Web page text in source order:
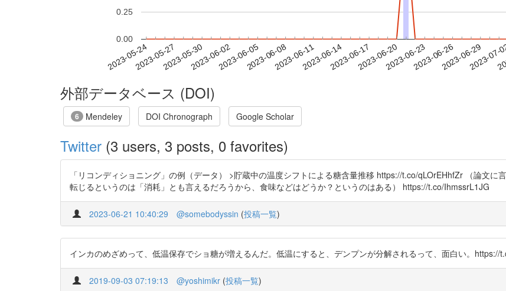
2023-05-242023-05-272023-05-302023-06-022023-06-052023-06-082023-06-112023-06-142023-06-172023-06-202023-06-232023-06-262023-06-29
2023-
0.00
0.25
外部データベース (DOI)
6 Mendeley DOI Chronograph Google Scholar
Twitter (3 users, 3 posts, 0 favorites)
「リコンディショニング」の例（データ） >貯蔵中の温度シフトによる糖含量推移 https://t.co/qLOrEHhfZr （論文
転じるというのは「消耗」とも言えるだろうから、食味などはどうか？というのはある） https://t.co/IhmssrL1JG
2023-06-21 10:40:29 @somebodyssin (投稿一覧)
インカのめざめって、低温保存でショ糖が増えるんだ。低温にすると、デンプンが分解されるって、面白い。https://
2019-09-03 07:19:13 @yoshimikr (投稿一覧)